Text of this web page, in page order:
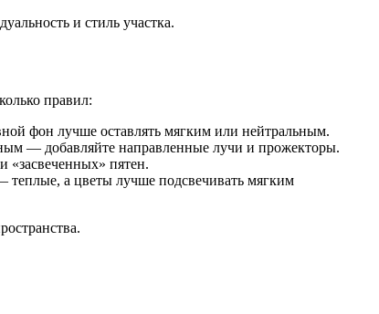
и стиль участка.
правил:
фон лучше оставлять мягким или нейтральным.
— добавляйте направленные лучи и прожекторы.
«засвеченных» пятен.
а цветы лучше подсвечивать мягким